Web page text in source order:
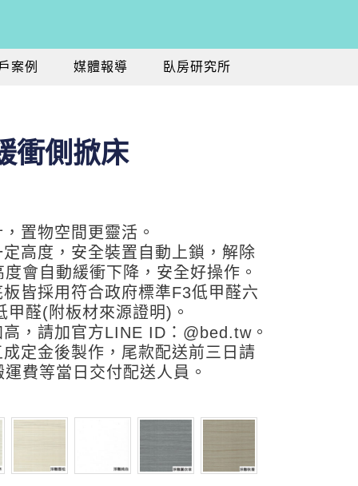
案例 媒體報導 臥房研究所
衝側掀床
置物空間更靈活。
高度，安全裝置自動上鎖，解除
會自動緩衝下降，安全好操作。
皆採用符合政府標準F3低甲醛六
醛(附板材來源證明)。
，請加官方LINE ID：@bed.tw。
定金後製作，尾款配送前三日請
費等當日交付配送人員。